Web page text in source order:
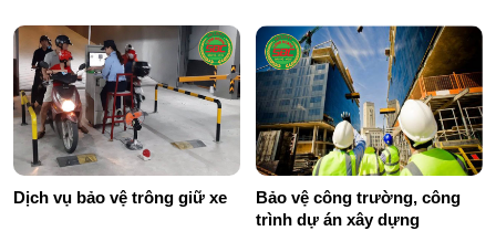
Dịch vụ bảo vệ trông giữ xe
Bảo vệ công trường, công
trình dự án xây dựng